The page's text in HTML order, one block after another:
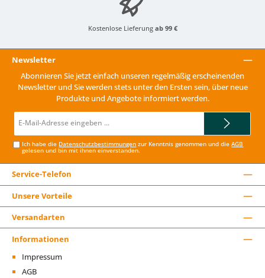
Kostenlose Lieferung ab 99 €
Newsletter
Abonnieren Sie jetzt einfach unseren regelmäßig erscheinenden
Newsletter und Sie werden stets unter den Ersten sein, über neue
Produkte und Angebote informiert werden.
Mail-
Ich habe die Datenschutzbestimmungen zur Kenntnis genommen und dieAGB
gelesen und bin mit ihnen einverstanden.
Service-Telefon
Unsere Vorteile
Versandarten
Informationen
Impressum
AGB